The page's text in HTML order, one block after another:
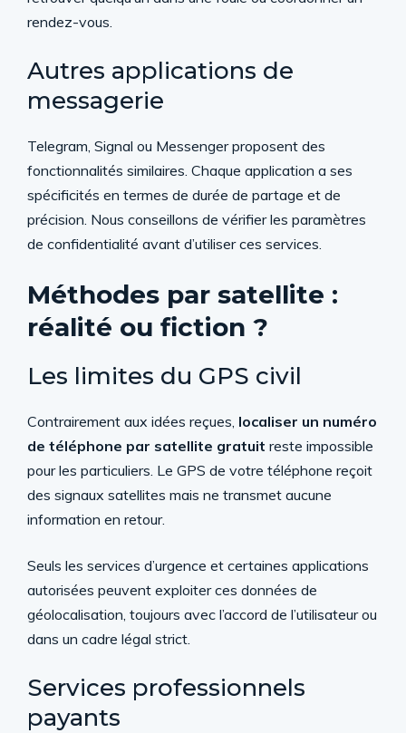
rendez-vous.
Autres applications de
messagerie
Telegram, Signal ou Messenger proposent des
fonctionnalités similaires. Chaque application a ses
spécificités en termes de durée de partage et de
précision. Nous conseillons de vérifier les paramètres
de confidentialité avant d’utiliser ces services.
Méthodes par satellite :
réalité ou fiction ?
Les limites du GPS civil
Contrairement aux idées reçues, localiser un numéro
de téléphone par satellite gratuit reste impossible
pour les particuliers. Le GPS de votre téléphone reçoit
des signaux satellites mais ne transmet aucune
information en retour.
Seuls les services d’urgence et certaines applications
autorisées peuvent exploiter ces données de
géolocalisation, toujours avec l’accord de l’utilisateur ou
dans un cadre légal strict.
Services professionnels
payants